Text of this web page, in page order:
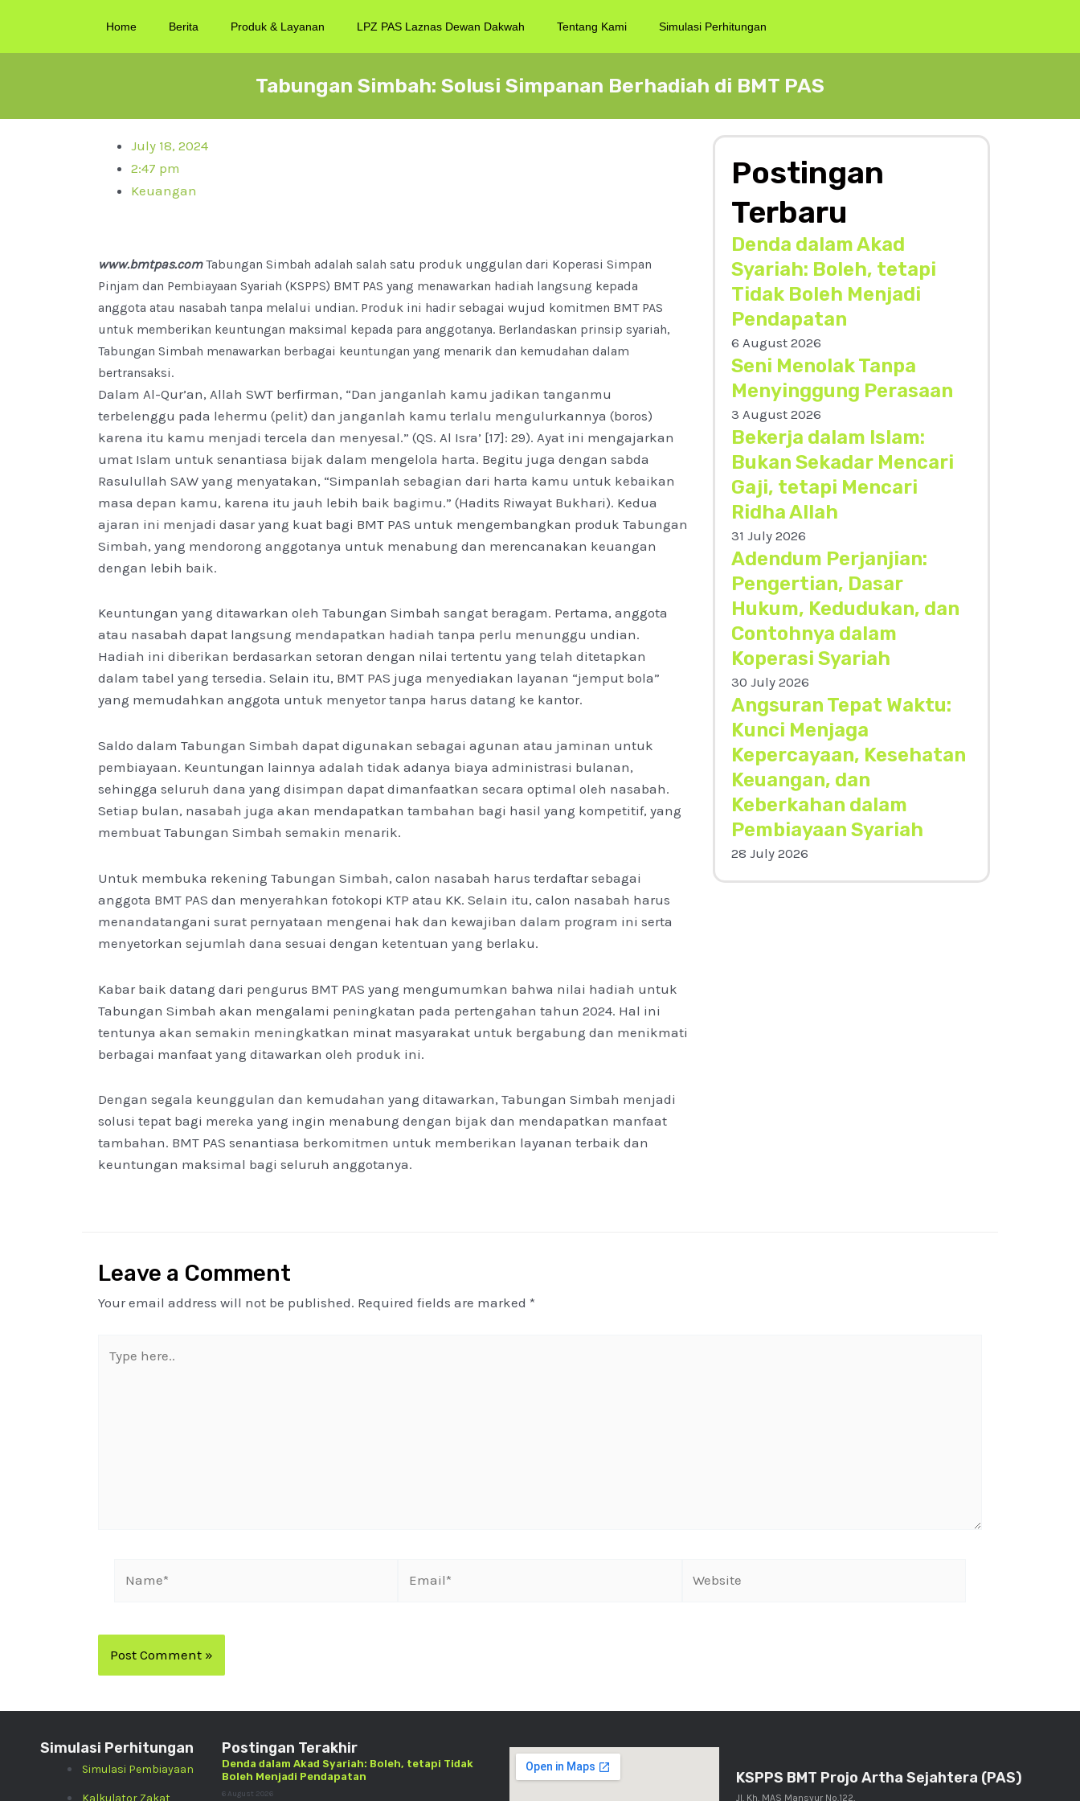
Home Berita Produk & Layanan LPZ PAS Laznas Dewan Dakwah Tentang Kami Simulasi Perhitungan
Tabungan Simbah: Solusi Simpanan Berhadiah di BMT PAS
July 18, 2024
2:47 pm
Keuangan
www.bmtpas.com Tabungan Simbah adalah salah satu produk unggulan dari Koperasi Simpan
Pinjam dan Pembiayaan Syariah (KSPPS) BMT PAS yang menawarkan hadiah langsung kepada
anggota atau nasabah tanpa melalui undian. Produk ini hadir sebagai wujud komitmen BMT PAS
untuk memberikan keuntungan maksimal kepada para anggotanya. Berlandaskan prinsip syariah,
Tabungan Simbah menawarkan berbagai keuntungan yang menarik dan kemudahan dalam
bertransaksi.
Dalam Al-Qur’an, Allah SWT berfirman, “Dan janganlah kamu jadikan tanganmu
terbelenggu pada lehermu (pelit) dan janganlah kamu terlalu mengulurkannya (boros)
karena itu kamu menjadi tercela dan menyesal.” (QS. Al Isra’ [17]: 29). Ayat ini mengajarkan
umat Islam untuk senantiasa bijak dalam mengelola harta. Begitu juga dengan sabda
Rasulullah SAW yang menyatakan, “Simpanlah sebagian dari harta kamu untuk kebaikan
masa depan kamu, karena itu jauh lebih baik bagimu.” (Hadits Riwayat Bukhari). Kedua
ajaran ini menjadi dasar yang kuat bagi BMT PAS untuk mengembangkan produk Tabungan
Simbah, yang mendorong anggotanya untuk menabung dan merencanakan keuangan
dengan lebih baik.
Keuntungan yang ditawarkan oleh Tabungan Simbah sangat beragam. Pertama, anggota
atau nasabah dapat langsung mendapatkan hadiah tanpa perlu menunggu undian.
Hadiah ini diberikan berdasarkan setoran dengan nilai tertentu yang telah ditetapkan
dalam tabel yang tersedia. Selain itu, BMT PAS juga menyediakan layanan “jemput bola”
yang memudahkan anggota untuk menyetor tanpa harus datang ke kantor.
Saldo dalam Tabungan Simbah dapat digunakan sebagai agunan atau jaminan untuk
pembiayaan. Keuntungan lainnya adalah tidak adanya biaya administrasi bulanan,
sehingga seluruh dana yang disimpan dapat dimanfaatkan secara optimal oleh nasabah.
Setiap bulan, nasabah juga akan mendapatkan tambahan bagi hasil yang kompetitif, yang
membuat Tabungan Simbah semakin menarik.
Untuk membuka rekening Tabungan Simbah, calon nasabah harus terdaftar sebagai
anggota BMT PAS dan menyerahkan fotokopi KTP atau KK. Selain itu, calon nasabah harus
menandatangani surat pernyataan mengenai hak dan kewajiban dalam program ini serta
menyetorkan sejumlah dana sesuai dengan ketentuan yang berlaku.
Kabar baik datang dari pengurus BMT PAS yang mengumumkan bahwa nilai hadiah untuk
Tabungan Simbah akan mengalami peningkatan pada pertengahan tahun 2024. Hal ini
tentunya akan semakin meningkatkan minat masyarakat untuk bergabung dan menikmati
berbagai manfaat yang ditawarkan oleh produk ini.
Dengan segala keunggulan dan kemudahan yang ditawarkan, Tabungan Simbah menjadi
solusi tepat bagi mereka yang ingin menabung dengan bijak dan mendapatkan manfaat
tambahan. BMT PAS senantiasa berkomitmen untuk memberikan layanan terbaik dan
keuntungan maksimal bagi seluruh anggotanya.
Postingan
Terbaru
Denda dalam Akad
Syariah: Boleh, tetapi
Tidak Boleh Menjadi
Pendapatan
6 August 2026
Seni Menolak Tanpa
Menyinggung Perasaan
3 August 2026
Bekerja dalam Islam:
Bukan Sekadar Mencari
Gaji, tetapi Mencari
Ridha Allah
31 July 2026
Adendum Perjanjian:
Pengertian, Dasar
Hukum, Kedudukan, dan
Contohnya dalam
Koperasi Syariah
30 July 2026
Angsuran Tepat Waktu:
Kunci Menjaga
Kepercayaan, Kesehatan
Keuangan, dan
Keberkahan dalam
Pembiayaan Syariah
28 July 2026
Leave a Comment
Your email address will not be published. Required fields are marked *
Simulasi Perhitungan
Simulasi Pembiayaan
Kalkulator Zakat
Postingan Terakhir
Denda dalam Akad Syariah: Boleh, tetapi Tidak
Boleh Menjadi Pendapatan
6 August 2026
KSPPS BMT Projo Artha Sejahtera (PAS)
Jl. Kh. MAS Mansyur No.122,